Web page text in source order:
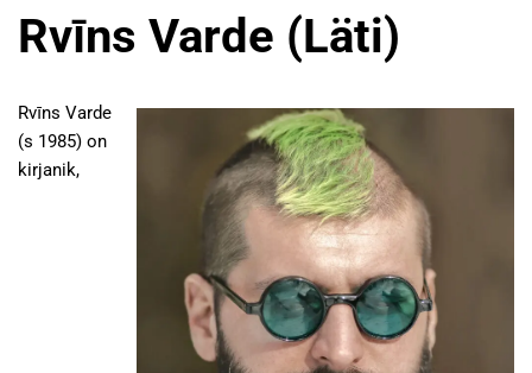
Rvīns Varde (Läti)
Rvīns Varde
(s 1985) on
kirjanik,